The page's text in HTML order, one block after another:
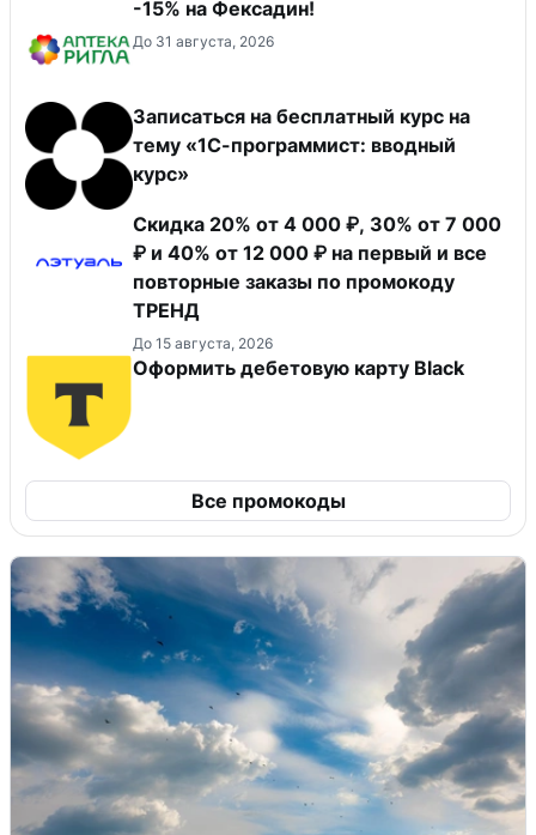
-15% на Фексадин!
До 31 августа, 2026
Записаться на бесплатный курс на
тему «1С-программист: вводный
курс»
Скидка 20% от 4 000 ₽, 30% от 7 000
₽ и 40% от 12 000 ₽ на первый и все
повторные заказы по промокоду
ТРЕНД
До 15 августа, 2026
Оформить дебетовую карту Black
Все промокоды